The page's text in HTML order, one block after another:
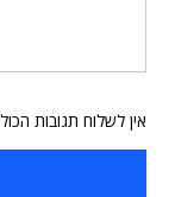
אין לשלוח תגובות